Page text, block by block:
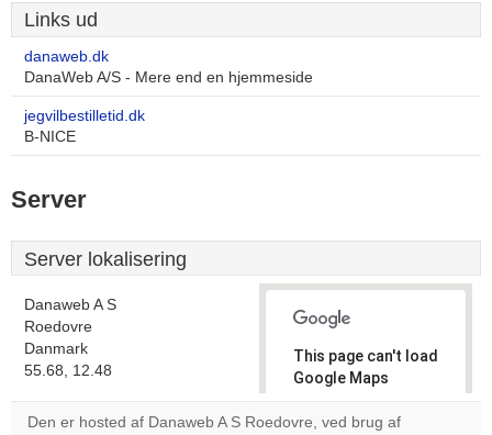
Links ud
danaweb.dk
DanaWeb A/S - Mere end en hjemmeside
jegvilbestilletid.dk
B-NICE
Server
Server lokalisering
Danaweb A S
Roedovre
Danmark
55.68, 12.48
This page can't load
Google Maps
correctly.
Den er hosted af Danaweb A S Roedovre, ved brug af